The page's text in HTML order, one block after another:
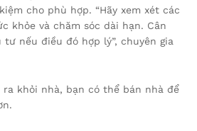
cho phù hợp. “Hãy xem xét các
khỏe và chăm sóc dài hạn. Cân
tư nếu điều đó hợp lý”, chuyên gia
ra khỏi nhà, bạn có thể bán nhà để